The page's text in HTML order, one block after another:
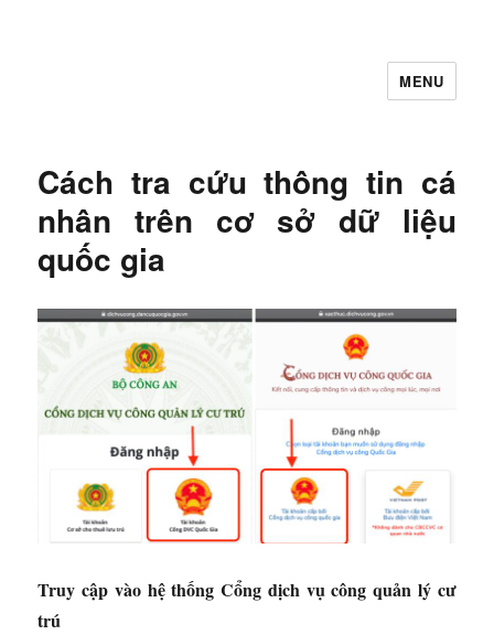
MENU
Cách tra cứu thông tin cá
nhân trên cơ sở dữ liệu
quốc gia
Truy cập vào hệ thống Cổng dịch vụ công quản lý cư
trú